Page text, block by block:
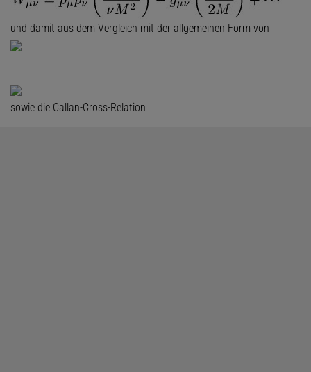
und damit aus dem Vergleich mit der allgemeinen Form von
sowie die Callan-Cross-Relation